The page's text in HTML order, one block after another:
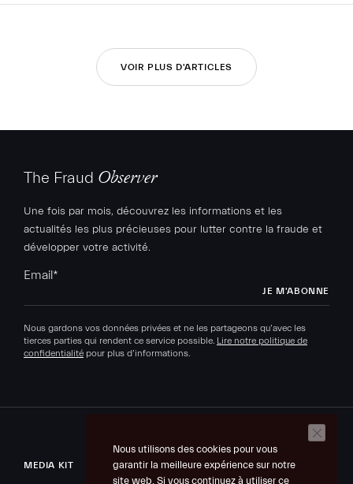
VOIR PLUS D'ARTICLES
The Fraud Observer
Une fois par mois, découvrez les informations et les
actualités les plus précieuses pour lutter contre la fraude et
développer votre activité.
Email*
Nous gardons vos données privées et ne les partageons qu’avec les
tierces parties qui rendent ce service possible. Lire notre politique de
confidentialité pour plus d’informations.
MEDIA KIT
Nous utilisons des cookies pour vous
garantir la meilleure expérience sur notre
site web. Si vous continuez à utiliser ce